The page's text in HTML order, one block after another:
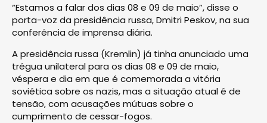
“Estamos a falar dos dias 08 e 09 de maio”, disse o
porta-voz da presidência russa, Dmitri Peskov, na sua
conferência de imprensa diária.
A presidência russa (Kremlin) já tinha anunciado uma
trégua unilateral para os dias 08 e 09 de maio,
véspera e dia em que é comemorada a vitória
soviética sobre os nazis, mas a situação atual é de
tensão, com acusações mútuas sobre o
cumprimento de cessar-fogos.